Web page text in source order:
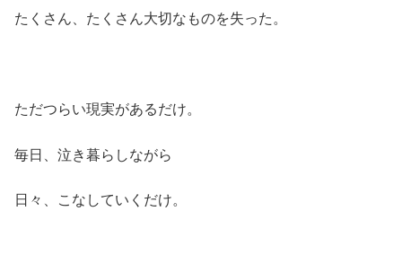
たくさん、たくさん大切なものを失った。
ただつらい現実があるだけ。
毎日、泣き暮らしながら
日々、こなしていくだけ。